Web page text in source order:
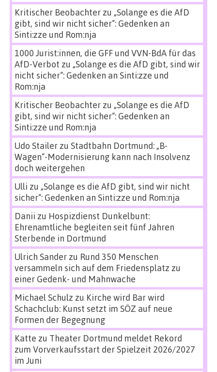
Kritischer Beobachterzu „Solange es die AfD
gibt, sind wir nicht sicher“: Gedenken an
Sinti:zze und Rom:nja
1000 Jurist:innen, die GFF und VVN-BdA für das
AfD-Verbot zu „Solange es die AfD gibt, sind wir
nicht sicher“: Gedenken an Sinti:zze und
Rom:nja
Kritischer Beobachterzu „Solange es die AfD
gibt, sind wir nicht sicher“: Gedenken an
Sinti:zze und Rom:nja
Udo Stailerzu Stadtbahn Dortmund: „B-
Wagen“-Modernisierung kann nach Insolvenz
doch weitergehen
Ulli zu „Solange es die AfD gibt, sind wir nicht
sicher“: Gedenken an Sinti:zze und Rom:nja
Danii zu Hospizdienst Dunkelbunt:
Ehrenamtliche begleiten seit fünf Jahren
Sterbende in Dortmund
Ulrich Sanderzu Rund 350 Menschen
versammeln sich auf dem Friedensplatz zu
einer Gedenk- und Mahnwache
Michael Schulz zu Kirche wird Bar wird
Schachclub: Kunst setzt im SÖZ auf neue
Formen der Begegnung
Katte zu Theater Dortmund meldet Rekord
zum Vorverkaufsstart der Spielzeit 2026/2027
im Juni